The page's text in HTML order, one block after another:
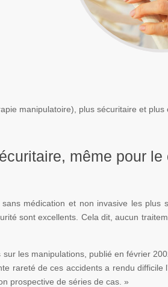
manipulatoire), plus sécuritaire et
même pour le
médication et non invasive les
sont excellents. Cela dit, aucun
les manipulations, publié en février
rareté de ces accidents a rendu
prospective de séries de cas. »